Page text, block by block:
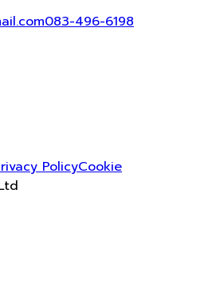
083-496-6198
PolicyCookie